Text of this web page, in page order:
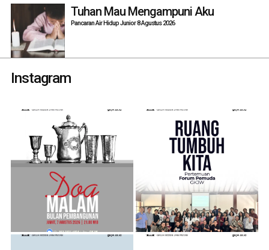
Tuhan Mau Mengampuni Aku
Pancaran Air Hidup Junior 8 Agustus 2026
Instagram